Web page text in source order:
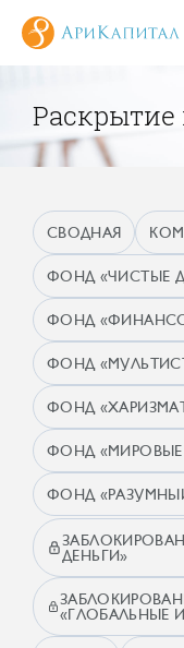
СВОДНАЯ
ФОНД «ЧИСТЫЕ
ФОНД
ФОНД
ФОНД
ФОНД «МИРОВЫЕ
ФОНД
ДЕНЬГИ»
«ГЛОБАЛЬНЫЕ